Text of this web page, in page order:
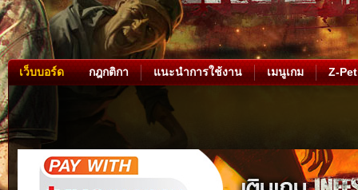
เว็บบอร์ด กฎกติกา แนะนำการใช้งาน เมนูเกม Z-Pet